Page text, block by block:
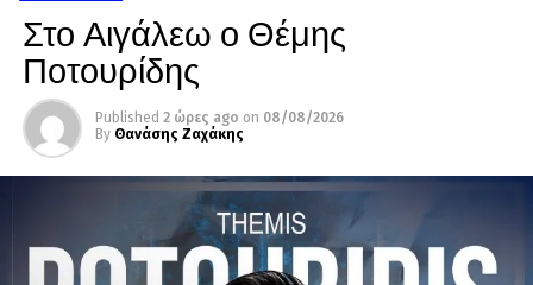
Στο Αιγάλεω ο Θέμης
Ποτουρίδης
Published 2 ώρες ago on 08/08/2026
By Θανάσης Ζαχάκης